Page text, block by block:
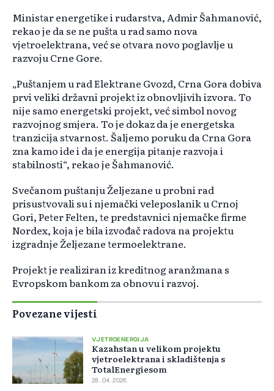
Ministar energetike i rudarstva, Admir Šahmanović,
rekao je da se ne pušta u rad samo nova
vjetroelektrana, već se otvara novo poglavlje u
razvoju Crne Gore.
„Puštanjem u rad Elektrane Gvozd, Crna Gora dobiva
prvi veliki državni projekt iz obnovljivih izvora. To
nije samo energetski projekt, već simbol novog
razvojnog smjera. To je dokaz da je energetska
tranzicija stvarnost. Šaljemo poruku da Crna Gora
zna kamo ide i da je energija pitanje razvoja i
stabilnosti“, rekao je Šahmanović.
Svečanom puštanju Željezane u probni rad
prisustvovali su i njemački veleposlanik u Crnoj
Gori, Peter Felten, te predstavnici njemačke firme
Nordex, koja je bila izvođač radova na projektu
izgradnje Željezane termoelektrane.
Projekt je realiziran iz kreditnog aranžmana s
Evropskom bankom za obnovu i razvoj.
Povezane vijesti
VJETROENERGIJA
Kazahstan u velikom projektu
vjetroelektrana i skladištenja s
TotalEnergiesom
28. 04. 2026.